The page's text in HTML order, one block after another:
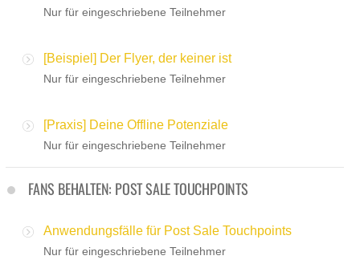
Nur für eingeschriebene Teilnehmer
[Beispiel] Der Flyer, der keiner ist
Nur für eingeschriebene Teilnehmer
[Praxis] Deine Offline Potenziale
Nur für eingeschriebene Teilnehmer
FANS BEHALTEN: POST SALE TOUCHPOINTS
Anwendungsfälle für Post Sale Touchpoints
Nur für eingeschriebene Teilnehmer